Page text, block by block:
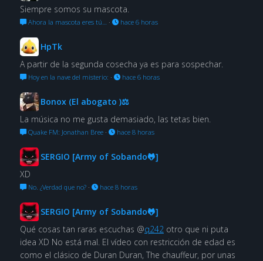
Siempre somos su mascota.
Ahora la mascota eres tú… · hace 6 horas
HpTk
A partir de la segunda cosecha ya es para sospechar.
Hoy en la nave del misterio: · hace 6 horas
Bonox (El abogato )⚖
La música no me gusta demasiado, las tetas bien.
Quake FM: Jonathan Bree· hace 8 horas
SERGIO [Army of Sobando🐸]
XD
No. ¿Verdad que no?· hace 8 horas
SERGIO [Army of Sobando🐸]
Qué cosas tan raras escuchas @q242 otro que ni puta
idea XD No está mal. El vídeo con restricción de edad es
como el clásico de Duran Duran, The chauffeur, por unas